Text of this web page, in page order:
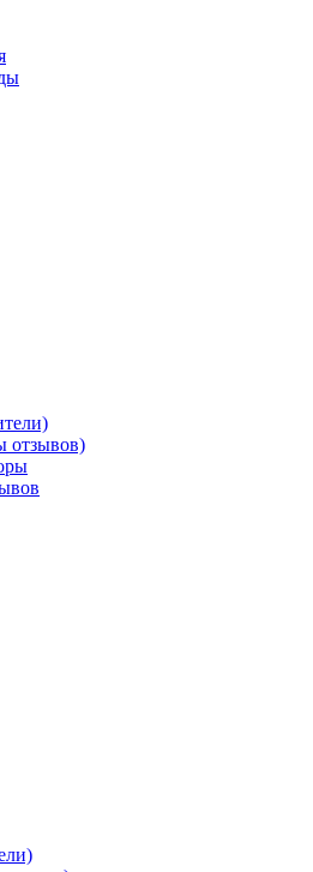
отзывов)